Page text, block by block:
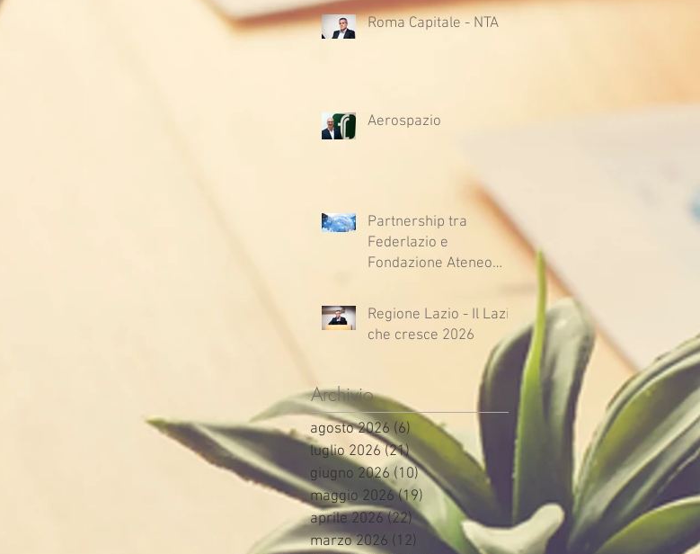
Roma Capitale - NTA
Aerospazio
Partnership tra
Federlazio e
Fondazione Ateneo
Regione Lazio - Il Lazio
che cresce 2026
Archivio
agosto 2026 (6) 6 post
luglio 2026 (21)21 post
giugno 2026 (10)10 post
maggio 2026 (19) 19 post
aprile 2026 (22) 22 post
marzo 2026 (12) 12 post